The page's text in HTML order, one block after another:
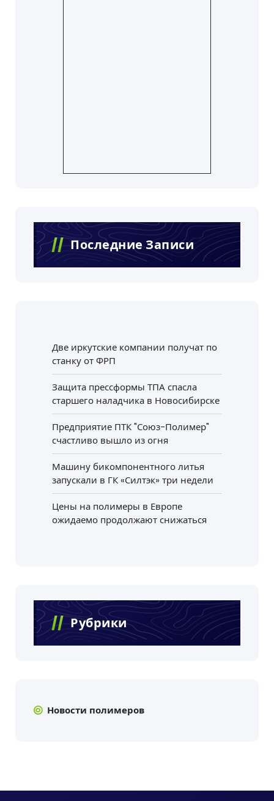
Последние Записи
Две иркутские компании получат по
станку от ФРП
Защита прессформы ТПА спасла
старшего наладчика в Новосибирске
Предприятие ПТК "Союз-Полимер"
счастливо вышло из огня
Машину бикомпонентного литья
запускали в ГК «Силтэк» три недели
Цены на полимеры в Европе
ожидаемо продолжают снижаться
Рубрики
Новости полимеров